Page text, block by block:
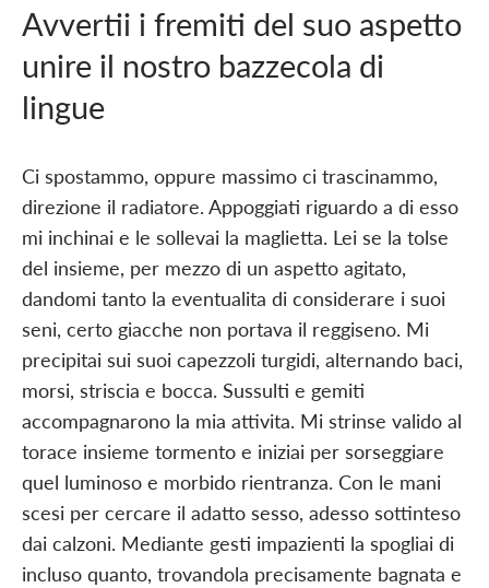
Avvertii i fremiti del suo aspetto
unire il nostro bazzecola di
lingue
Ci spostammo, oppure massimo ci trascinammo,
direzione il radiatore. Appoggiati riguardo a di esso
mi inchinai e le sollevai la maglietta. Lei se la tolse
del insieme, per mezzo di un aspetto agitato,
dandomi tanto la eventualita di considerare i suoi
seni, certo giacche non portava il reggiseno. Mi
precipitai sui suoi capezzoli turgidi, alternando baci,
morsi, striscia e bocca. Sussulti e gemiti
accompagnarono la mia attivita. Mi strinse valido al
torace insieme tormento e iniziai per sorseggiare
quel luminoso e morbido rientranza. Con le mani
scesi per cercare il adatto sesso, adesso sottinteso
dai calzoni. Mediante gesti impazienti la spogliai di
incluso quanto, trovandola precisamente bagnata e